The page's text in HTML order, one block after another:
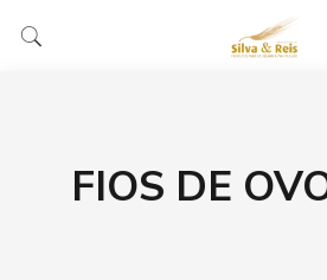
FIOS DE